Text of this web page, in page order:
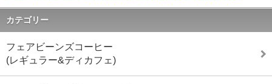
カテゴリー
フェアビーンズコーヒー
(レギュラー&ディカフェ)